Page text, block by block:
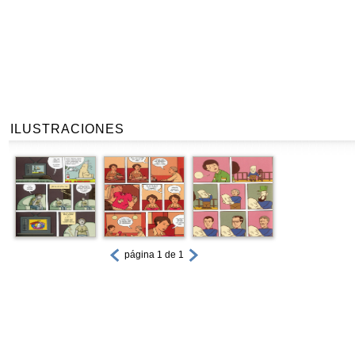
ILUSTRACIONES
página 1 de 1